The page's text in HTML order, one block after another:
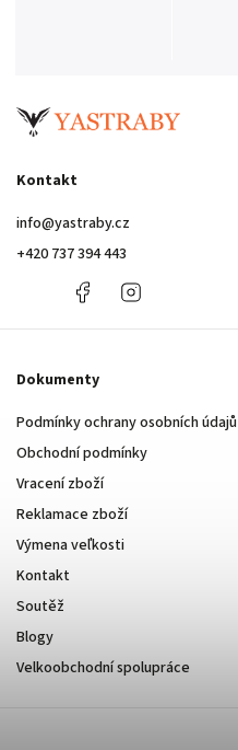
Kontakt
info@yastraby.cz
+420 737 394 443
+420
394
Facebook
Dokumenty
Podmínky ochrany osobních údajů
Obchodní podmínky
Vracení zboží
Reklamace zboží
Výmena veľkosti
Kontakt
Soutěž
Blogy
Velkoobchodní spolupráce